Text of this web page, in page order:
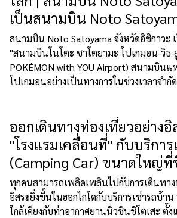
เป็นสนามบิน Noto
with YOU
สนามบิน Noto Satoyama จังหวัดอิชิกาวะ
"สนามบินโนโตะ ซาโตยามะ โปเกมอน-วิธ-
POKÉMON with YOU Airport) สนามบินแห่งแรกของโลกที่ใช้ชื่อ
โปเกมอนอย่างเป็นทางการในช่วงเวลาจำกัด
ออกเดินทางท่องเที่ยวอย่าง
"โรงแรมเคลื่อนที่" กับบริกา
(Camping Car) ขนาดใหญ่ที่
(Shin-Chitose) ฮอกไกโด!
ทุกคนสามารถเพลิดเพลินไปกับการเดินทาง
อิสระยิ่งขึ้นในฮอกไกโดกับบริการเช่ารถบ้
ใกล้เคียงกับท่าอากาศยานนิวชินชิโตเสะ ตั้